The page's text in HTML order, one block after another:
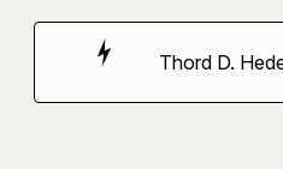
Hoppa
Thord D.